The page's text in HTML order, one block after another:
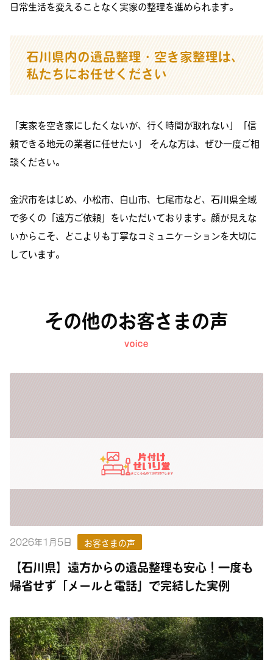
日常生活を変えることなく実家の整理を進められます。
石川県内の遺品整理・空き家整理は、
私たちにお任せください
「実家を空き家にしたくないが、行く時間が取れない」「信
頼できる地元の業者に任せたい」 そんな方は、ぜひ一度ご相
談ください。
金沢市をはじめ、小松市、白山市、七尾市など、石川県全域
で多くの「遠方ご依頼」をいただいております。顔が見えな
いからこそ、どこよりも丁寧なコミュニケーションを大切に
しています。
その他のお客さまの声
voice
2026年1月5日 お客さまの声
【石川県】遠方からの遺品整理も安心！一度も
帰省せず「メールと電話」で完結した実例